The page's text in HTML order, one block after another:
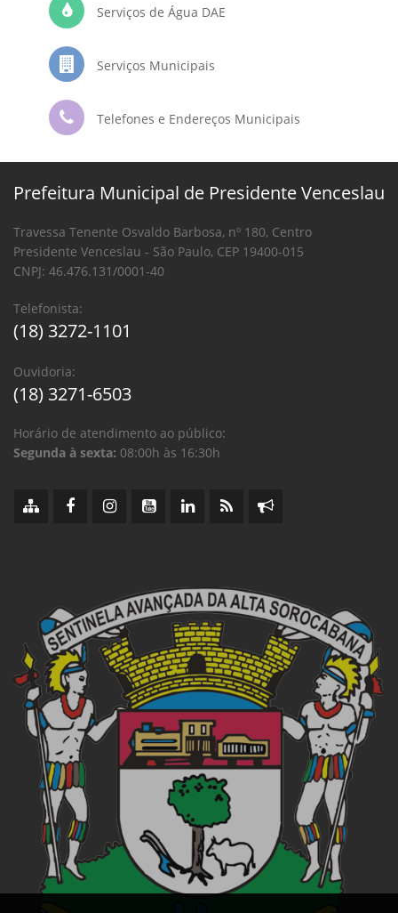
Serviços de Água DAE
Serviços Municipais
Telefones e Endereços Municipais
Prefeitura Municipal de Presidente Venceslau
Travessa Tenente Osvaldo Barbosa, nº 180, Centro
Presidente Venceslau - São Paulo, CEP 19400-015
CNPJ: 46.476.131/0001-40
Telefonista:
(18) 3272-1101
Ouvidoria:
(18) 3271-6503
Horário de atendimento ao público:
Segunda à sexta: 08:00h às 16:30h